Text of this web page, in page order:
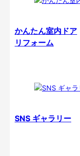
かんたん室内ドア
リフォーム
SNS ギャラリー